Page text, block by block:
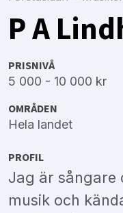
P A
PRISNIVÅ
5 000 - 10 000 kr
OMRÅDEN
Hela landet
PROFIL
Jag är sångare
musik och